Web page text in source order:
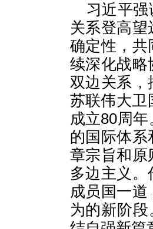
习近平
关系登高
确定性，共
续深化战略
双边关系，
苏联伟大卫
成立80周
的国际体
章宗旨和原
多边主义
成员国一
为的新阶